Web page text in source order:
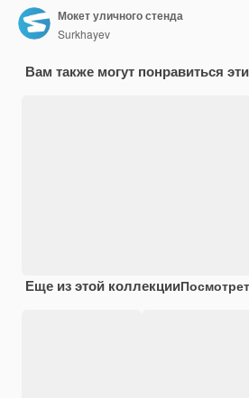
Мокет уличного стенда
Surkhayev
Вам также могут понравиться
Еще из этой коллекции